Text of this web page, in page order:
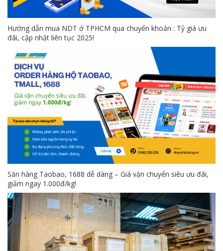
Hướng dẫn mua NDT ở TPHCM qua chuyển khoản : Tỷ giá ưu
đãi, cập nhật liên tục 2025!
Săn hàng Taobao, 1688 dễ dàng – Giá vận chuyển siêu ưu đãi,
giảm ngay 1.000đ/kg!